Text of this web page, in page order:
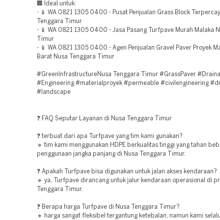
🏢 Ideal untuk:
- 📱 WA 0821 1305 0400 - Pusat Penjualan Grass Block
Tenggara Timur
- 📱 WA 0821 1305 0400 - Jasa Pasang Turfpave Murah Malaka
Timur
- 📱 WA 0821 1305 0400 - Agen Penjualan Gravel Paver Proyek
Barat Nusa Tenggara Timur
#GreenInfrastructureNusa Tenggara Timur #GrassPaver
#Engineering #materialproyek #permeable #civilengineering
#landscape
❓ FAQ Seputar Layanan di Nusa Tenggara Timur
❓ terbuat dari apa Turfpave yang tim kami gunakan?
🔹 tim kami menggunakan HDPE berkualitas tinggi yang tahan
penggunaan jangka panjang di Nusa Tenggara Timur.
❓ Apakah Turfpave bisa digunakan untuk jalan akses kendaraan?
🔹 ya, Turfpave dirancang untuk jalur kendaraan operasional di
Tenggara Timur.
❓ Berapa harga Turfpave di Nusa Tenggara Timur?
🔹 harga sangat fleksibel tergantung ketebalan, namun kami